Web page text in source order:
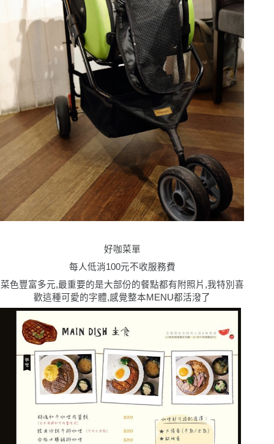
好咖菜單
每人低消100元不收服務費
菜色豐富多元,最重要的是大部份的餐點都有附照片,我特別喜
歡這種可愛的字體,感覺整本MENU都活潑了